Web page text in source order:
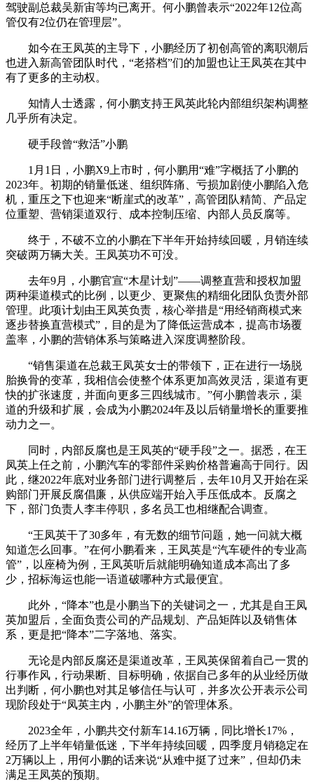
驾驶副总裁吴新宙等均已离开。何小鹏曾表示“2022年12位高
管仅有2位仍在管理层”。
如今在王凤英的主导下，小鹏经历了初创高管的离职潮后
也进入新高管团队时代，“老搭档”们的加盟也让王凤英在其中
有了更多的主动权。
知情人士透露，何小鹏支持王凤英此轮内部组织架构调整
几乎所有决定。
硬手段曾“救活”小鹏
1月1日，小鹏X9上市时，何小鹏用“难”字概括了小鹏的
2023年。初期的销量低迷、组织阵痛、亏损加剧使小鹏陷入危
机，重压之下也迎来“断崖式的改革”，高管团队精简、产品定
位重塑、营销渠道双行、成本控制压缩、内部人员反腐等。
终于，不破不立的小鹏在下半年开始持续回暖，月销连续
突破两万辆大关。王凤英功不可没。
去年9月，小鹏官宣“木星计划”——调整直营和授权加盟
两种渠道模式的比例，以更少、更聚焦的精细化团队负责外部
管理。此项计划由王凤英负责，核心举措是“用经销商模式来
逐步替换直营模式”，目的是为了降低运营成本，提高市场覆
盖率，小鹏的营销体系与策略进入深度调整阶段。
“销售渠道在总裁王凤英女士的带领下，正在进行一场脱
胎换骨的变革，我相信会使整个体系更加高效灵活，渠道有更
快的扩张速度，并面向更多三四线城市。”何小鹏曾表示，渠
道的升级和扩展，会成为小鹏2024年及以后销量增长的重要推
动力之一。
同时，内部反腐也是王凤英的“硬手段”之一。据悉，在王
凤英上任之前，小鹏汽车的零部件采购价格普遍高于同行。因
此，继2022年底对业务部门进行调整后，去年10月又开始在采
购部门开展反腐倡廉，从供应端开始入手压低成本。反腐之
下，部门负责人李丰停职，多名员工也相继配合调查。
“王凤英干了30多年，有无数的细节问题，她一问就大概
知道怎么回事。”在何小鹏看来，王凤英是“汽车硬件的专业高
管”，以座椅为例，王凤英听后就能明确知道成本高出了多
少，招标海运也能一语道破哪种方式最便宜。
此外，“降本”也是小鹏当下的关键词之一，尤其是自王凤
英加盟后，全面负责公司的产品规划、产品矩阵以及销售体
系，更是把“降本”二字落地、落实。
无论是内部反腐还是渠道改革，王凤英保留着自己一贯的
行事作风，行动果断、目标明确，依据自己多年的从业经历做
出判断，何小鹏也对其足够信任与认可，并多次公开表示公司
现阶段处于“凤英主内，小鹏主外”的管理体系。
2023全年，小鹏共交付新车14.16万辆，同比增长17%，
经历了上半年销量低迷，下半年持续回暖，四季度月销稳定在
2万辆以上，用何小鹏的话来说“从难中挺了过来”，但却仍未
满足王凤英的预期。